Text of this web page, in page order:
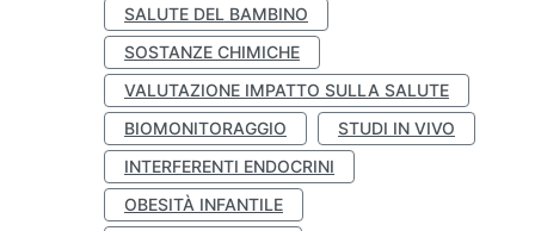
SALUTE DEL BAMBINO
SOSTANZE CHIMICHE
VALUTAZIONE IMPATTO SULLA SALUTE
BIOMONITORAGGIO
STUDI IN VIVO
INTERFERENTI ENDOCRINI
OBESITÀ INFANTILE